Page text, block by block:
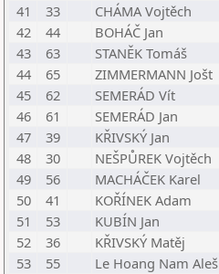
41
33 CHÁMA Vojtěch
42
44 BOHÁČ Jan
43
63 STANĚK Tomáš
44
65 ZIMMERMANN Jošt
45
62 SEMERÁD Vít
46
61 SEMERÁD Jan
47
39 KŘIVSKÝ Jan
48
30 NEŠPŮREK Vojtěch
49
56 MACHÁČEK Karel
50
41 KOŘÍNEK Adam
51
53 KUBÍN Jan
52
36 KŘIVSKÝ Matěj
53
55 Le Hoang Nam Aleš